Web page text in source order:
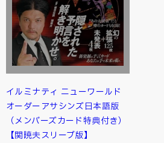
イルミナティ ニューワールド
オーダーアサシンズ日本語版
（メンバーズカード特典付き）
【関暁夫スリーブ版】